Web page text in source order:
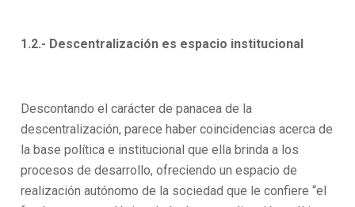
1.2.- Descentralización es espacio institucional
Descontando el carácter de panacea de la
descentralización, parece haber coincidencias acerca de
la base política e institucional que ella brinda a los
procesos de desarrollo, ofreciendo un espacio de
realización autónomo de la sociedad que le confiere “el